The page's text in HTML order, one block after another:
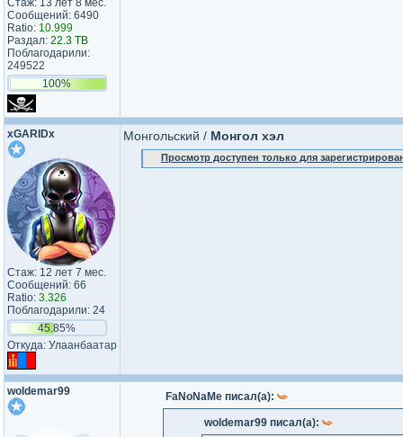
Стаж: 13 лет 8 мес.
Сообщений: 6490
Ratio: 10.999
Раздал: 22.3 TB
Поблагодарили:
249522
100%
xGARIDx
Стаж: 12 лет 7 мес.
Сообщений: 66
Ratio: 3.326
Поблагодарили: 24
45.85%
Откуда: Улаанбаатар
Монгольский / Монгол хэл
Просмотр доступен только для
woldemar99 FaNoNaMe писал(а):
woldemar99 писал(а):